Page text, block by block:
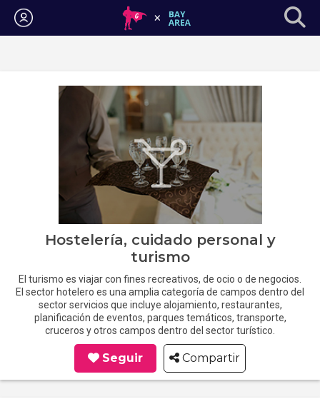
Iniciar sesión
Hostelería, cuidado personal y
turismo
El turismo es viajar con fines recreativos, de ocio o de negocios.
El sector hotelero es una amplia categoría de campos dentro del
sector servicios que incluye alojamiento, restaurantes,
planificación de eventos, parques temáticos, transporte,
cruceros y otros campos dentro del sector turístico.
Seguir Compartir